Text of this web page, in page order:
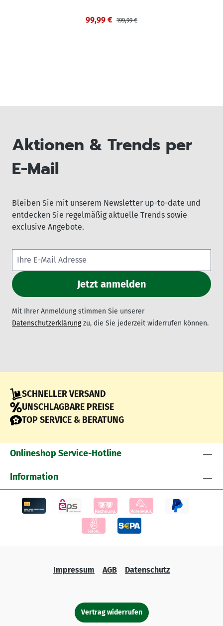
99,99 € 199,99 €
Aktionen & Trends per
E-Mail
Bleiben Sie mit unserem Newsletter up-to-date und
entdecken Sie regelmäßig aktuelle Trends sowie
exclusive Angebote.
Mit Ihrer Anmeldung stimmen Sie unserer
Datenschutzerklärungzu, die Sie jederzeit widerrufen können.
SCHNELLER VERSAND
UNSCHLAGBARE PREISE
TOP SERVICE & BERATUNG
Onlineshop Service-Hotline
Information
Impressum AGB Datenschutz
Vertrag widerrufen